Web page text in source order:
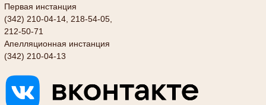
Первая инстанция
(342) 210-04-14, 218-54-05,
212-50-71
Апелляционная инстанция
(342) 210-04-13